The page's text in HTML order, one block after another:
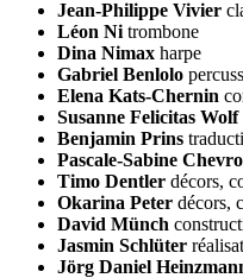
Jean-Philippe Vivier
Léon Ni trombone
Dina Nimax harpe
Gabriel Benlolo
Elena Kats-Chernin
Susanne Felicitas Wolf
Benjamin Prins
Pascale-Sabine
Timo Dentler décors,
Okarina Peter décors,
David Münch
Jasmin Schlüter
Jörg Daniel